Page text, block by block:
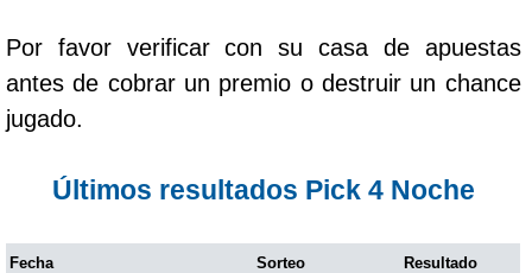
Motilon Noche
Paisita Día
Paisita Noche
Por favor verificar con su casa de apuestas
antes de cobrar un premio o destruir un chance
jugado.
Últimos resultados Pick 4 Noche
Fecha Sorteo Resultado